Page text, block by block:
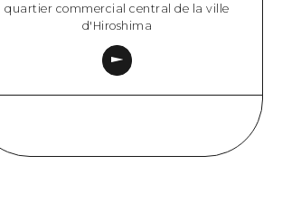
quartier commercial central de la ville
d'Hiroshima